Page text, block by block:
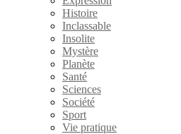
Histoire
Inclassable
Insolite
Mystère
Planète
Santé
Sciences
Société
Sport
Vie pratique